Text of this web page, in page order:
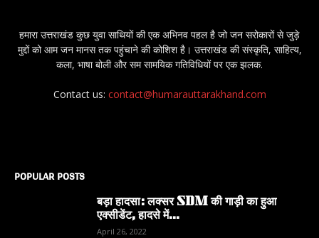
हमारा उत्तराखंड कुछ युवा साथियों की एक अभिनव पहल है जो जन सरोकारों से जुड़े
मुद्दों को आम जन मानस तक पहुंचाने की कोशिश है। उत्तराखंड की संस्कृति, साहित्य,
कला, भाषा बोली और सम सामयिक गतिविधियों पर एक झलक.
Contact us: contact@humarauttarakhand.com
POPULAR POSTS
बड़ा हादसा: लक्सर SDM की गाड़ी का हुआ
एक्सीडेंट, हादसे में...
April 26, 2022